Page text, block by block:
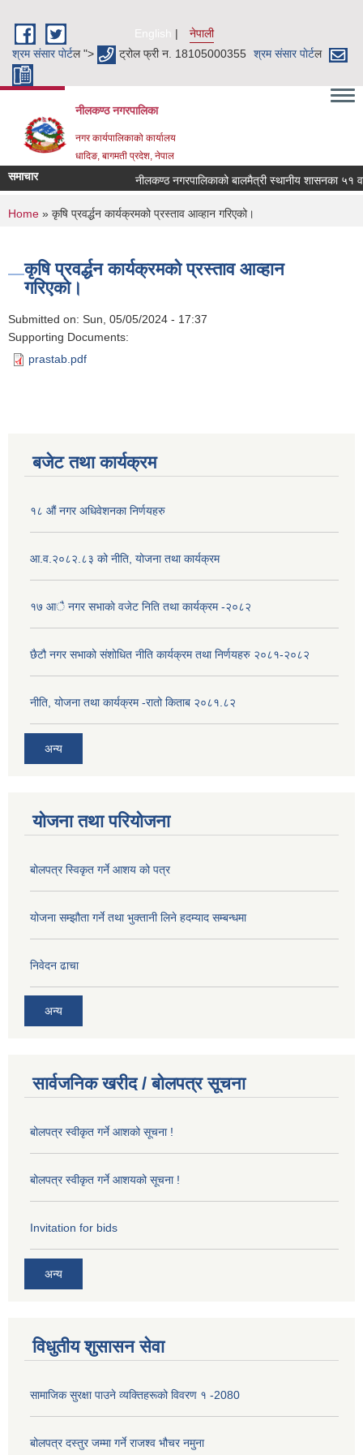
English
नेपाली
श्रम संसार पाेर्टल "> ट्रोल फ्री न. 18105000355 श्रम संसार पाेर्टल
नीलकण्ठ नगरपालिका
नगर कार्यपालिकाको कार्यालय
धादिङ, बागमती प्रदेश, नेपाल
समाचार नीलकण्ठ नगरपालिकाको बालमैत्री स्थानीय शासनका ५१
You are here
Home » कृषि प्रवर्द्धन कार्यक्रमको प्रस्ताव आव्हान गरिएको।
कृषि प्रवर्द्धन कार्यक्रमको प्रस्ताव आव्हान
गरिएको।
Submitted on: Sun, 05/05/2024 - 17:37
Supporting Documents:
prastab.pdf
बजेट तथा कार्यक्रम
१८ औं नगर अधिवेशनका निर्णयहरु
आ.व.२०८२.८३ को नीति, योजना तथा कार्यक्रम
१७ आै नगर सभाकाे वजेट निति तथा कार्यक्रम -२०८२
छैटौ नगर सभाको संशोधित नीति कार्यक्रम तथा निर्णयहरु २०८१-२०८२
नीति, योजना तथा कार्यक्रम -रातो किताब २०८१.८२
अन्य
योजना तथा परियोजना
बोलपत्र स्विकृत गर्ने आशय को पत्र
योजना सम्झौता गर्ने तथा भुक्तानी लिने हदम्याद सम्बन्धमा
निवेदन ढाचा
अन्य
सार्वजनिक खरीद / बोलपत्र सूचना
बोलपत्र स्वीकृत गर्ने आशको सूचना !
बोलपत्र स्वीकृत गर्ने आशयको सूचना !
Invitation for bids
अन्य
विधुतीय शुसासन सेवा
सामाजिक सुरक्षा पाउने व्यक्तिहरूको विवरण १ -2080
बोलपत्र दस्तुर जम्मा गर्ने राजश्व भौचर नमुना